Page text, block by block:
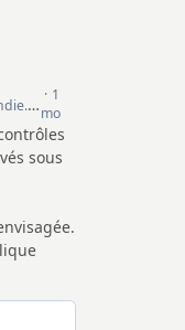
n
s
i
g